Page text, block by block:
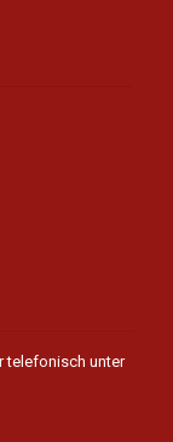
telefonisch unter